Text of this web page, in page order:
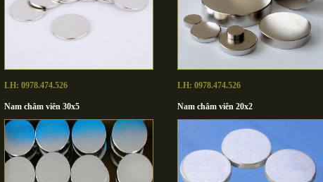
LH: 0978.474.526 LH: 0978.474.526
Nam châm viên 30x5 Nam châm viên 20x2